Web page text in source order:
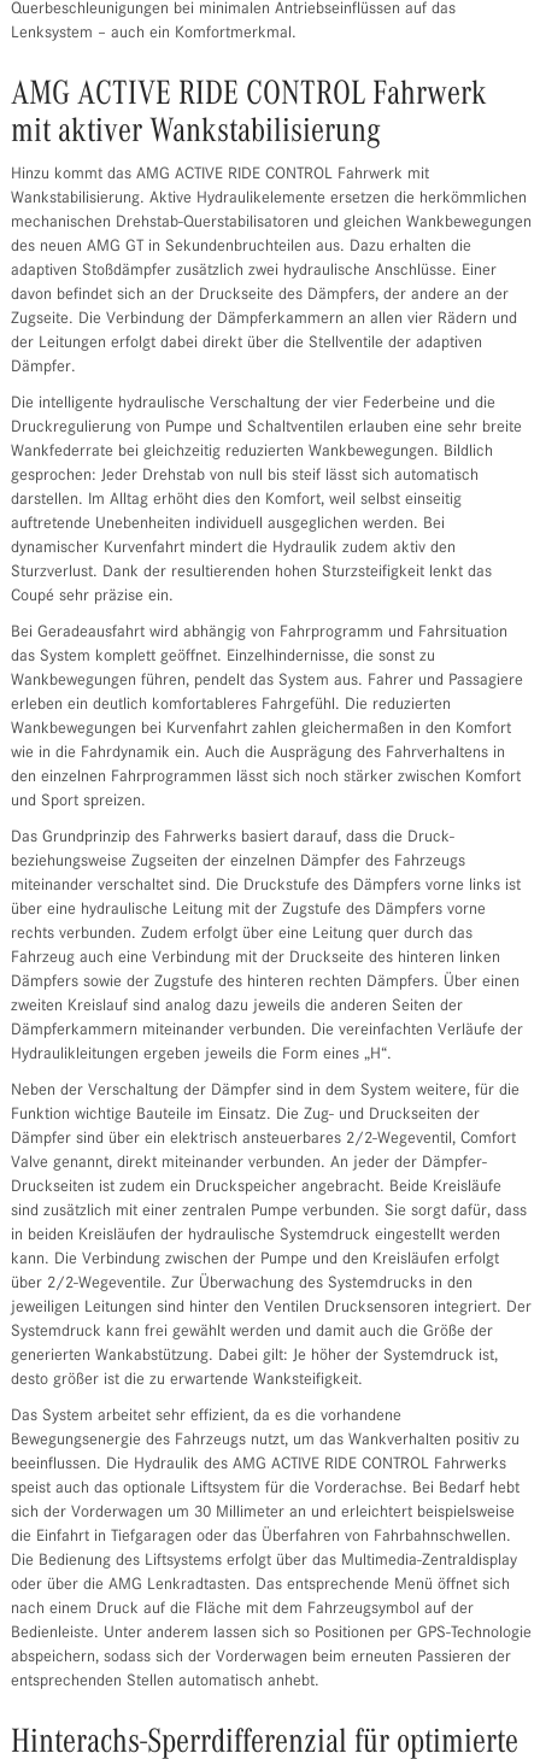
Querbeschleunigungen bei minimalen Antriebseinflüssen auf das
Lenksystem – auch ein Komfortmerkmal.
AMG ACTIVE RIDE CONTROL Fahrwerk
mit aktiver Wankstabilisierung
Hinzu kommt das AMG ACTIVE RIDE CONTROL Fahrwerk mit
Wankstabilisierung. Aktive Hydraulikelemente ersetzen die herkömmlichen
mechanischen Drehstab-Querstabilisatoren und gleichen Wankbewegungen
des neuen AMG GT in Sekundenbruchteilen aus. Dazu erhalten die
adaptiven Stoßdämpfer zusätzlich zwei hydraulische Anschlüsse. Einer
davon befindet sich an der Druckseite des Dämpfers, der andere an der
Zugseite. Die Verbindung der Dämpferkammern an allen vier Rädern und
der Leitungen erfolgt dabei direkt über die Stellventile der adaptiven
Dämpfer.
Die intelligente hydraulische Verschaltung der vier Federbeine und die
Druckregulierung von Pumpe und Schaltventilen erlauben eine sehr breite
Wankfederrate bei gleichzeitig reduzierten Wankbewegungen. Bildlich
gesprochen: Jeder Drehstab von null bis steif lässt sich automatisch
darstellen. Im Alltag erhöht dies den Komfort, weil selbst einseitig
auftretende Unebenheiten individuell ausgeglichen werden. Bei
dynamischer Kurvenfahrt mindert die Hydraulik zudem aktiv den
Sturzverlust. Dank der resultierenden hohen Sturzsteifigkeit lenkt das
Coupé sehr präzise ein.
Bei Geradeausfahrt wird abhängig von Fahrprogramm und Fahrsituation
das System komplett geöffnet. Einzelhindernisse, die sonst zu
Wankbewegungen führen, pendelt das System aus. Fahrer und Passagiere
erleben ein deutlich komfortableres Fahrgefühl. Die reduzierten
Wankbewegungen bei Kurvenfahrt zahlen gleichermaßen in den Komfort
wie in die Fahrdynamik ein. Auch die Ausprägung des Fahrverhaltens in
den einzelnen Fahrprogrammen lässt sich noch stärker zwischen Komfort
und Sport spreizen.
Das Grundprinzip des Fahrwerks basiert darauf, dass die Druck-
beziehungsweise Zugseiten der einzelnen Dämpfer des Fahrzeugs
miteinander verschaltet sind. Die Druckstufe des Dämpfers vorne links ist
über eine hydraulische Leitung mit der Zugstufe des Dämpfers vorne
rechts verbunden. Zudem erfolgt über eine Leitung quer durch das
Fahrzeug auch eine Verbindung mit der Druckseite des hinteren linken
Dämpfers sowie der Zugstufe des hinteren rechten Dämpfers. Über einen
zweiten Kreislauf sind analog dazu jeweils die anderen Seiten der
Dämpferkammern miteinander verbunden. Die vereinfachten Verläufe der
Hydraulikleitungen ergeben jeweils die Form eines „H“.
Neben der Verschaltung der Dämpfer sind in dem System weitere, für die
Funktion wichtige Bauteile im Einsatz. Die Zug- und Druckseiten der
Dämpfer sind über ein elektrisch ansteuerbares 2/2-Wegeventil, Comfort
Valve genannt, direkt miteinander verbunden. An jeder der Dämpfer-
Druckseiten ist zudem ein Druckspeicher angebracht. Beide Kreisläufe
sind zusätzlich mit einer zentralen Pumpe verbunden. Sie sorgt dafür, dass
in beiden Kreisläufen der hydraulische Systemdruck eingestellt werden
kann. Die Verbindung zwischen der Pumpe und den Kreisläufen erfolgt
über 2/2-Wegeventile. Zur Überwachung des Systemdrucks in den
jeweiligen Leitungen sind hinter den Ventilen Drucksensoren integriert. Der
Systemdruck kann frei gewählt werden und damit auch die Größe der
generierten Wankabstützung. Dabei gilt: Je höher der Systemdruck ist,
desto größer ist die zu erwartende Wanksteifigkeit.
Das System arbeitet sehr effizient, da es die vorhandene
Bewegungsenergie des Fahrzeugs nutzt, um das Wankverhalten positiv zu
beeinflussen. Die Hydraulik des AMG ACTIVE RIDE CONTROL Fahrwerks
speist auch das optionale Liftsystem für die Vorderachse. Bei Bedarf hebt
sich der Vorderwagen um 30 Millimeter an und erleichtert beispielsweise
die Einfahrt in Tiefgaragen oder das Überfahren von Fahrbahnschwellen.
Die Bedienung des Liftsystems erfolgt über das Multimedia-Zentraldisplay
oder über die AMG Lenkradtasten. Das entsprechende Menü öffnet sich
nach einem Druck auf die Fläche mit dem Fahrzeugsymbol auf der
Bedienleiste. Unter anderem lassen sich so Positionen per GPS-Technologie
abspeichern, sodass sich der Vorderwagen beim erneuten Passieren der
entsprechenden Stellen automatisch anhebt.
Hinterachs-Sperrdifferenzial für optimierte